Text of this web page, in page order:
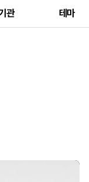
관 테마